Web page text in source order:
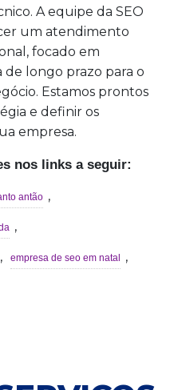
A equipe da SEO
um atendimento
focado em
longo prazo para o
Estamos prontos
e definir os
empresa.
nos links a seguir:
antão ,
,
, empresa de seo em natal ,